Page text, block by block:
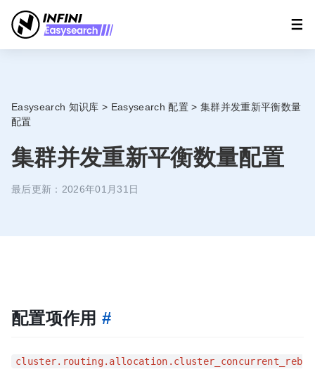
Easysearch 知识库 > Easysearch 配置 > 集群并发重新平衡数量
配置
集群并发重新平衡数量配置
最后更新：2026年01月31日
配置项作用 #
cluster.routing.allocation.cluster_concurrent_reb